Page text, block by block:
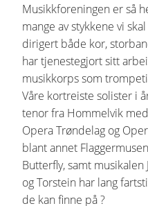
Musikkforeningen er så
mange av stykkene vi
dirigert både kor,
har tjenestegjort sitt
musikkorps som
Våre kortreiste solister i
tenor fra Hommelvik
Opera Trøndelag og
blant annet
Butterfly, samt musikalen
og Torstein har lang
de kan finne på ?